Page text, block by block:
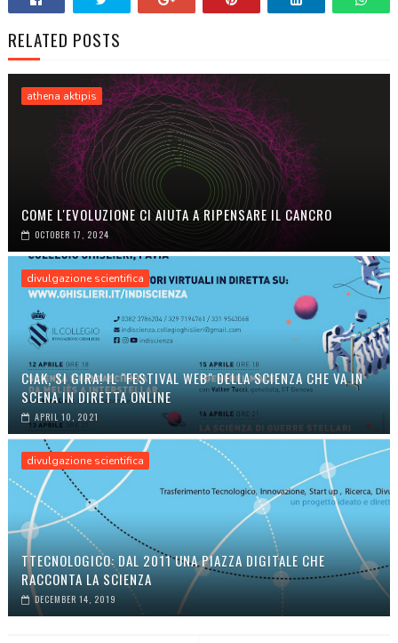
RELATED POSTS
athena aktipis
COME L'EVOLUZIONE CI AIUTA A RIPENSARE IL CANCRO
OCTOBER 17, 2024
divulgazione scientifica
CIAK, SI GIRA! IL "FESTIVAL WEB" DELLA SCIENZA CHE VA IN
SCENA IN DIRETTA ONLINE
APRIL 10, 2021
divulgazione scientifica
TTECNOLOGICO: DAL 2011 UNA PIAZZA DIGITALE CHE
RACCONTA LA SCIENZA
DECEMBER 14, 2019